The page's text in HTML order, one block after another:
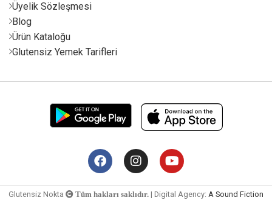
Üyelik Sözleşmesi
Blog
Ürün Kataloğu
Glutensiz Yemek Tarifleri
Glutensiz Nokta Tüm hakları saklıdır. | Digital Agency: A Sound Fiction